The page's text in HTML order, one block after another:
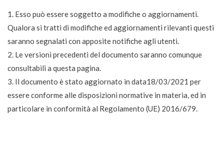
1. Esso può essere soggetto a modifiche o aggiornamenti.
Qualora si tratti di modifiche ed aggiornamenti rilevanti questi
saranno segnalati con apposite notifiche agli utenti.
2. Le versioni precedenti del documento saranno comunque
consultabili a questa pagina.
3. Il documento è stato aggiornato in data18/03/2021 per
essere conforme alle disposizioni normative in materia, ed in
particolare in conformità al Regolamento (UE) 2016/679.